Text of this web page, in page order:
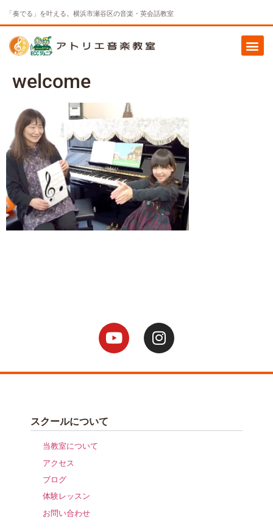
「奏でる」を叶える。横浜市瀬谷区の音楽・英会話教室
welcome
スクールについて
当教室について
アクセス
ブログ
体験レッスン
お問い合わせ